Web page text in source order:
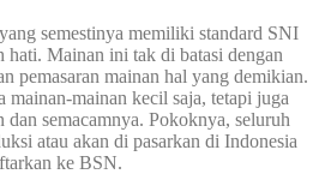
semestinya memiliki standard SNI
hati. Mainan ini tak di batasi dengan
pemasaran mainan hal yang demikian.
mainan-mainan kecil saja, tetapi juga
dan semacamnya. Pokoknya, seluruh
atau akan di pasarkan di Indonesia
ke BSN.